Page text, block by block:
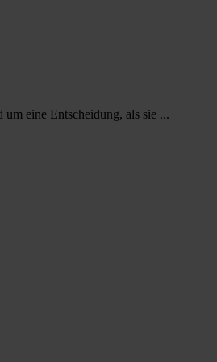
eine Entscheidung, als sie ...